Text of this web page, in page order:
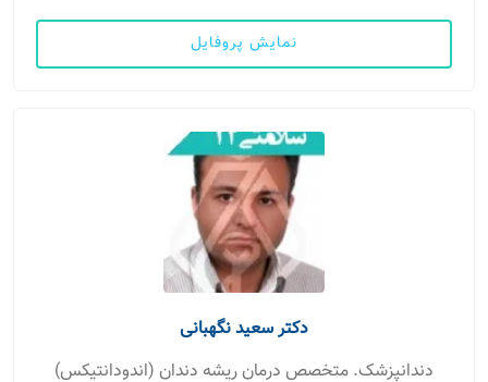
نمایش پروفایل
دکتر سعید نگهبانی
دندانپزشک. متخصص درمان ریشه دندان (اندودانتیکس)